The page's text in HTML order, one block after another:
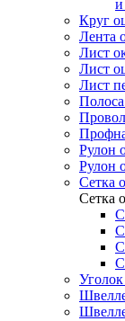
и
Круг
Лента
Лист
Лист
Лист
Рулон
Рулон
Сетка
Сетка